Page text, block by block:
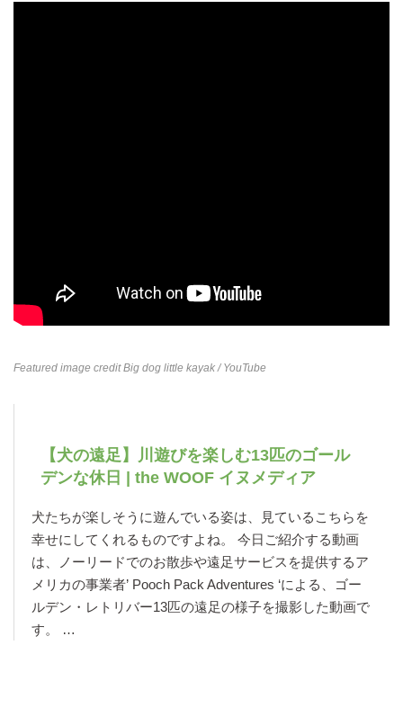
Featured image creditBig dog little kayak/ YouTube
【犬の遠足】川遊びを楽しむ13匹のゴール
デンな休日 | the WOOF イヌメディア
犬たちが楽しそうに遊んでいる姿は、見ているこちらを
幸せにしてくれるものですよね。 今日ご紹介する動画
は、ノーリードでのお散歩や遠足サービスを提供するア
メリカの事業者’ Pooch Pack Adventures ‘による、ゴー
ルデン・レトリバー13匹の遠足の様子を撮影した動画で
す。 …